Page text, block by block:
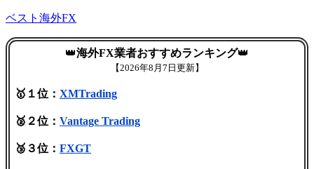
ベスト海外FX
👑海外FX業者おすすめランキング👑
【2026年8月7日更新】
🥇１位： XMTrading
🥈２位： Vantage Trading
🥉３位： FXGT